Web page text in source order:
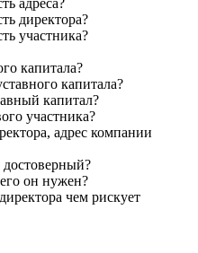
директора?
участника?
капитала?
капитала?
капитал?
участника?
адрес компании
достоверный?
он нужен?
чем рискует